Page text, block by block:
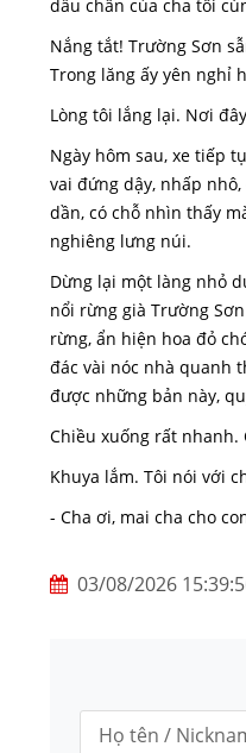
dấu chân của cha tôi
Nắng tắt! Trường Sơn
Trong lăng ấy yên nghỉ
Lòng tôi lắng lại. Nơi
Ngày hôm sau, xe tiếp
vai đứng dậy, nhấp
dần, có chỗ nhìn thấy
nghiêng lưng núi.
Dừng lại một làng nhỏ
nổi rừng già Trường
rừng, ẩn hiện hoa đỏ
đác vài nóc nhà quanh
được những bản này,
Chiều xuống rất nhanh.
Khuya lắm. Tôi nói với
- Cha ơi, mai cha cho
03/08/2026